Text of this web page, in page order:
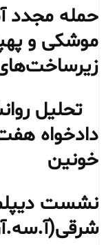
حمله مجدد
موشکی و
زیرساخت‌های
تحلیل
دادخواه
خونین
نشست